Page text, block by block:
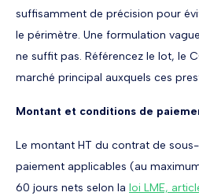
suffisamment de précision pour
le périmètre. Une formulation
ne suffit pas. Référencez le lot, le
marché principal auxquels ces
Montant et conditions de
Le montant HT du contrat de
paiement applicables (au
60 jours nets selon la loi LME,